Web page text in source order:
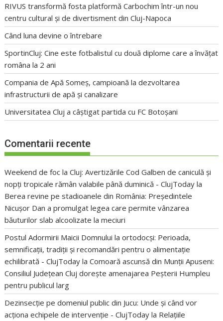
RIVUS transformă fosta platformă Carbochim într-un nou
centru cultural și de divertisment din Cluj-Napoca
Când luna devine o întrebare
SportinCluj: Cine este fotbalistul cu două diplome care a învățat
româna la 2 ani
Compania de Apă Someș, campioană la dezvoltarea
infrastructurii de apă și canalizare
Universitatea Cluj a câștigat partida cu FC Botoșani
Comentarii recente
Weekend de foc la Cluj: Avertizările Cod Galben de caniculă și
nopți tropicale rămân valabile până duminică - ClujToday la
Berea revine pe stadioanele din România: Președintele
Nicușor Dan a promulgat legea care permite vânzarea
băuturilor slab alcoolizate la meciuri
Postul Adormirii Maicii Domnului la ortodocși: Perioada,
semnificații, tradiții și recomandări pentru o alimentație
echilibrată - ClujToday laComoară ascunsă din Munții Apuseni:
Consiliul Județean Cluj dorește amenajarea Peșterii Humpleu
pentru publicul larg
Dezinsecție pe domeniul public din Jucu: Unde și când vor
acționa echipele de intervenție - ClujToday la Relațiile